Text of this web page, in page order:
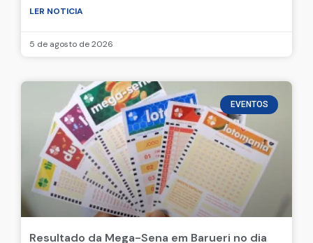
LER NOTICIA
5 de agosto de 2026
EVENTOS
Resultado da Mega-Sena em Barueri no dia